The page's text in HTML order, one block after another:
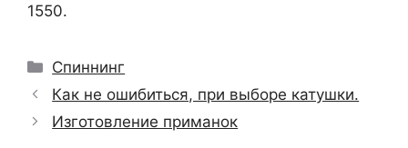
1550.
Рубрики
Спиннинг
Как не ошибиться, при выборе катушки.
Изготовление приманок